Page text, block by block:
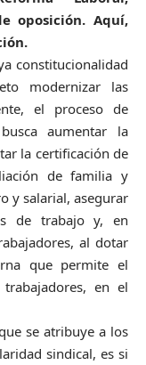
oposición. Aquí,
constitucionalidad
modernizar las
el proceso de
aumentar la
la certificación de
de familia y
y salarial, asegurar
de trabajo y, en
al dotar
que permite el
en el
se atribuye a los
sindical, es si